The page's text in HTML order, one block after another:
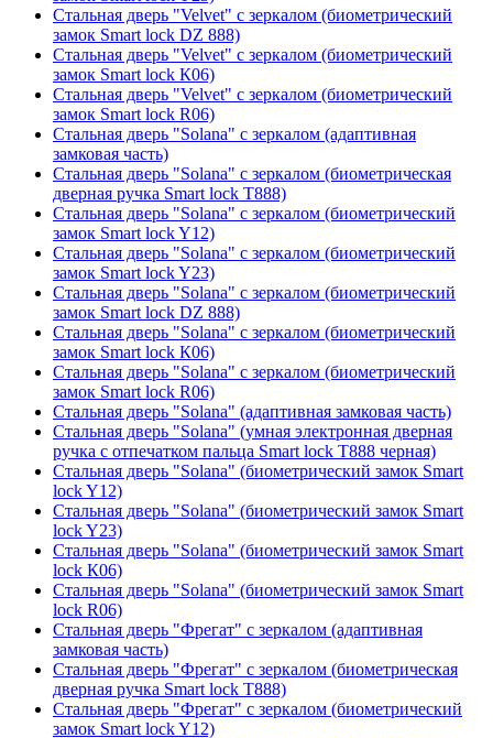
Стальная дверь "Velvet" с зеркалом (биометрический
замок Smart lock DZ 888)
Стальная дверь "Velvet" с зеркалом (биометрический
замок Smart lock К06)
Стальная дверь "Velvet" с зеркалом (биометрический
замок Smart lock R06)
Стальная дверь "Solana" с зеркалом (адаптивная
замковая часть)
Стальная дверь "Solana" с зеркалом (биометрическая
дверная ручка Smart lock T888)
Стальная дверь "Solana" с зеркалом (биометрический
замок Smart lock Y12)
Стальная дверь "Solana" с зеркалом (биометрический
замок Smart lock Y23)
Стальная дверь "Solana" с зеркалом (биометрический
замок Smart lock DZ 888)
Стальная дверь "Solana" с зеркалом (биометрический
замок Smart lock К06)
Стальная дверь "Solana" с зеркалом (биометрический
замок Smart lock R06)
Стальная дверь "Solana" (адаптивная замковая часть)
Стальная дверь "Solana" (умная электронная дверная
ручка с отпечатком пальца Smart lock T888 черная)
Стальная дверь "Solana" (биометрический замок Smart
lock Y12)
Стальная дверь "Solana" (биометрический замок Smart
lock Y23)
Стальная дверь "Solana" (биометрический замок Smart
lock К06)
Стальная дверь "Solana" (биометрический замок Smart
lock R06)
Стальная дверь "Фрегат" с зеркалом (адаптивная
замковая часть)
Стальная дверь "Фрегат" с зеркалом (биометрическая
дверная ручка Smart lock T888)
Стальная дверь "Фрегат" с зеркалом (биометрический
замок Smart lock Y12)